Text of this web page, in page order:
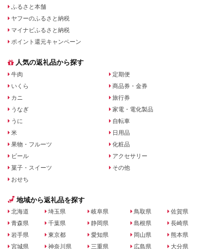
ふるさと本舗
ヤフーのふるさと納税
マイナビふるさと納税
ポイント還元キャンペーン
人気の返礼品から探す
牛肉
いくら
カニ
うなぎ
うに
米
果物・フルーツ
ビール
菓子・スイーツ
おせち
定期便
商品券・金券
旅行券
家電・電化製品
自転車
日用品
化粧品
アクセサリー
その他
地域から返礼品を探す
北海道
青森県
岩手県
宮城県
埼玉県
千葉県
東京都
神奈川県
岐阜県
静岡県
愛知県
三重県
鳥取県
島根県
岡山県
広島県
佐賀県
長崎県
熊本県
大分県